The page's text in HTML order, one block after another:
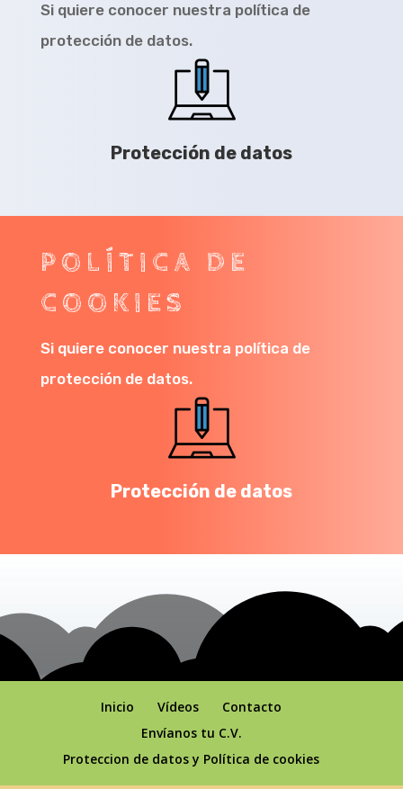
Si quiere conocer nuestra política de
protección de datos.
Protección de datos
POLÍTICA DE
COOKIES
Si quiere conocer nuestra política de
protección de datos.
Protección de datos
Inicio Vídeos
Contacto
Envíanos tu C.V.
Proteccion de datos y Política de cookies